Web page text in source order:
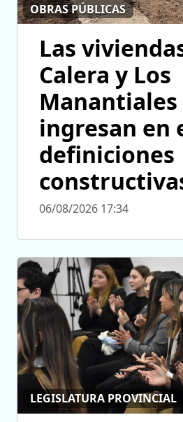
OBRAS PÚBLICAS
Las
Calera y Los
Manantiales
ingresan en
definiciones
06/08/2026 17:34
LEGISLATURA PROVINCIAL